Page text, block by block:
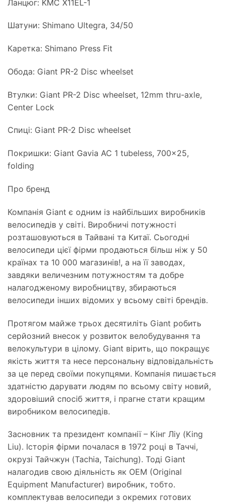
Ланцюг: KMC X11EL-1
Шатуни: Shimano Ultegra, 34/50
Каретка: Shimano Press Fit
Обода: Giant PR-2 Disc wheelset
Втулки: Giant PR-2 Disc wheelset, 12mm thru-axle,
Center Lock
Спиці: Giant PR-2 Disc wheelset
Покришки: Giant Gavia AC 1 tubeless, 700×25,
folding
Про бренд
Компанія Giant є одним із найбільших виробників
велосипедів у світі. Виробничі потужності
розташовуються в Тайвані та Китаї. Сьогодні
велосипеди цієї фірми продаються більш ніж у 50
країнах та 10 000 магазинів!, а на її заводах,
завдяки величезним потужностям та добре
налагодженому виробництву, збираються
велосипеди інших відомих у всьому світі брендів.
Протягом майже трьох десятиліть Giant робить
серйозний внесок у розвиток велобудування та
велокультури в цілому. Giant вірить, що покращує
якість життя та несе персональну відповідальність
за це перед своїми покупцями. Компанія пишається
здатністю дарувати людям по всьому світу новий,
здоровіший спосіб життя, і прагне стати кращим
виробником велосипедів.
Засновник та президент компанії – Кінг Ліу (King
Liu). Історія фірми почалася в 1972 році в Таччі,
окрузі Тайчжун (Tachia, Taichung). Тоді Giant
налагодив свою діяльність як OEM (Original
Equipment Manufacturer) виробник, тобто.
комплектував велосипеди з окремих готових